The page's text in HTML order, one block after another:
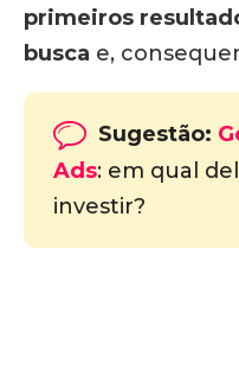
primeiros
busca e,
Sugestão:
Ads: em qual
investir?